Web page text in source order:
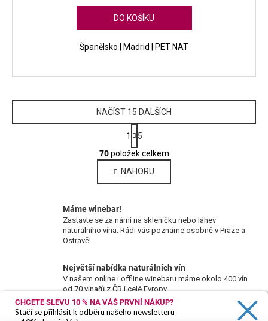
DO KOŠÍKU
Španělsko | Madrid | PET NAT
O
v
l
á
c
r
v
k
y
NAČÍST 15 DALŠÍCH
S
t
r
á
n
k
á
n
1
5
70položek celkem
NAHORU
Máme winebar!
Zastavte se za námi na skleničku nebo láhev
naturálního vína. Rádi vás poznáme osobně v Praze a
Ostravě!
Největší nabídka naturálních vín
V našem online i offline winebaru máme okolo 400 vín
od 70 vinařů z ČR i celé Evropy.
CHCETE SLEVU 10 % NA VÁŠ PRVNÍ NÁKUP?
Stačí se přihlásit k odběru našeho newsletteru